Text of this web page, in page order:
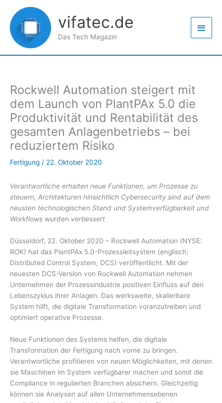
Inhalt
springen
vifatec.de
Das Tech Magazin
Rockwell Automation steigert mit
dem Launch von PlantPAx 5.0 die
Produktivität und Rentabilität des
gesamten Anlagenbetriebs – bei
reduziertem Risiko
Fertigung / 22. Oktober 2020
Verantwortliche erhalten neue Funktionen, um Prozesse zu
steuern, Architekturen hinsichtlich Cybersecurity sind auf dem
neusten technologischen Stand und Systemverfügbarkeit und
Workflows wurden verbessert
Düsseldorf, 22. Oktober 2020 – Rockwell Automation (NYSE:
ROK) hat das PlantPAx 5.0-Prozessleitsystem (englisch:
Distributed Control System, DCS) veröffentlicht. Mit der
neuesten DCS-Version von Rockwell Automation nehmen
Unternehmen der Prozessindustrie positiven Einfluss auf den
Lebenszyklus ihrer Anlagen. Das werksweite, skalierbare
System hilft, die digitale Transformation voranzutreiben und
optimiert operative Prozesse.
Neue Funktionen des Systems helfen, die digitale
Transformation der Fertigung nach vorne zu bringen.
Verantwortliche profitieren von neuen Möglichkeiten, mit denen
sie Maschinen im System verfügbarer machen und somit die
Compliance in regulierten Branchen absichern. Gleichzeitig
können sie Analysen auf allen Unternehmensebenen